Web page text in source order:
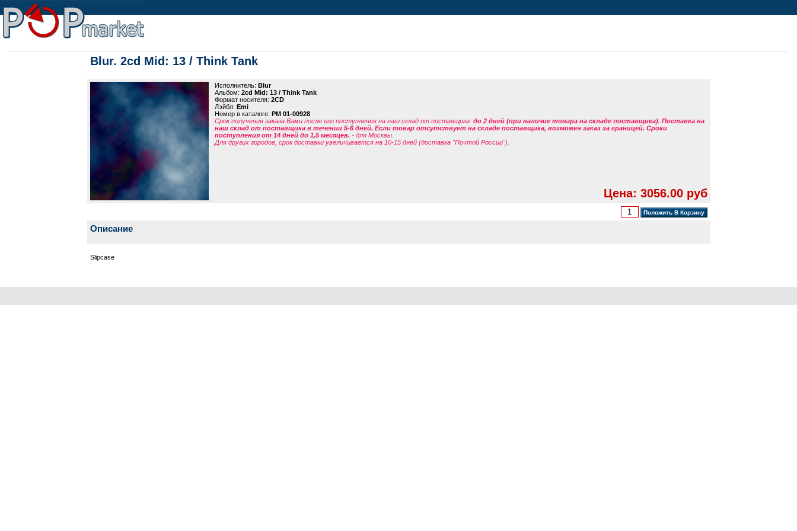
Blur. 2cd Mid: 13 / Think Tank
Исполнитель: Blur
Альбом: 2cd Mid: 13 / Think Tank
Формат носителя: 2CD
Лэйбл: Emi
Номер в каталоге: PM 01-00928
Срок получения заказа Вами после его поступления на наш склад от поставщика: до 2 дней (при наличие товара на складе поставщика). Поставка на
наш склад от поставщика в течении 5-6 дней. Если товар отсутствует на складе поставщика, возможен заказ за границей. Сроки
поступления от 14 дней до 1,5 месяцев. - для Москвы.
Для других городов, срок доставки увеличивается на 10-15 дней (доставка "Почтой России").
Цена: 3056.00 руб
Описание
Slipcase